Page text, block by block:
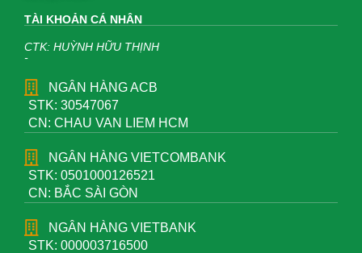
TÀI KHOẢN CÁ NHÂN
CTK: HUỲNH HỮU THỊNH
-
NGÂN HÀNG ACB
STK: 30547067
CN: CHAU VAN LIEM HCM
NGÂN HÀNG VIETCOMBANK
STK: 0501000126521
CN: BẮC SÀI GÒN
NGÂN HÀNG VIETBANK
STK: 000003716500